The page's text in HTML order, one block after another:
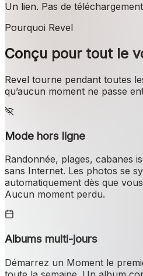
Un lien. Pas de
Pourquoi Revel
Conçu pour tout le
Revel tourne pendant toutes
qu’aucun moment ne passe
Mode hors ligne
Randonnée, plages, cabanes
sans Internet. Les photos se
automatiquement dès que
Aucun moment perdu.
Albums multi-jours
Démarrez un Moment le